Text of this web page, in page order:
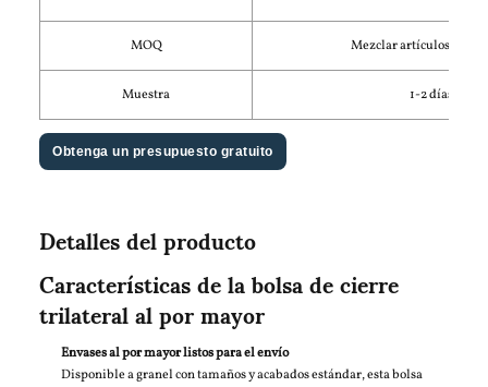
MOQ Mezclar artículos, total
Muestra 1-2 días
Obtenga un presupuesto gratuito
Detalles del producto
Características de la bolsa de cierre
trilateral al por mayor
Envases al por mayor listos para el envío
Disponible a granel con tamaños y acabados estándar, esta bolsa